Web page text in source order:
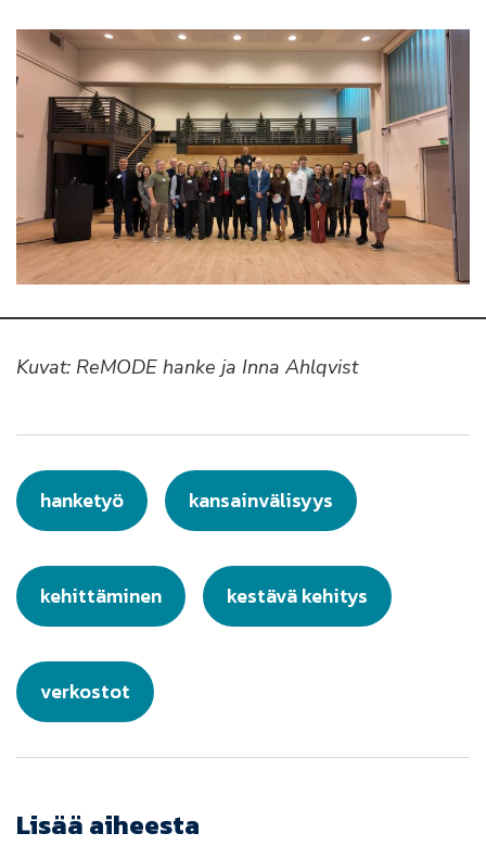
Kuvat: ReMODE hanke ja Inna Ahlqvist
hanketyö kansainvälisyys
kehittäminen kestävä kehitys
verkostot
Lisää aiheesta